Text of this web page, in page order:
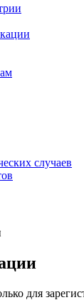
случаев
для